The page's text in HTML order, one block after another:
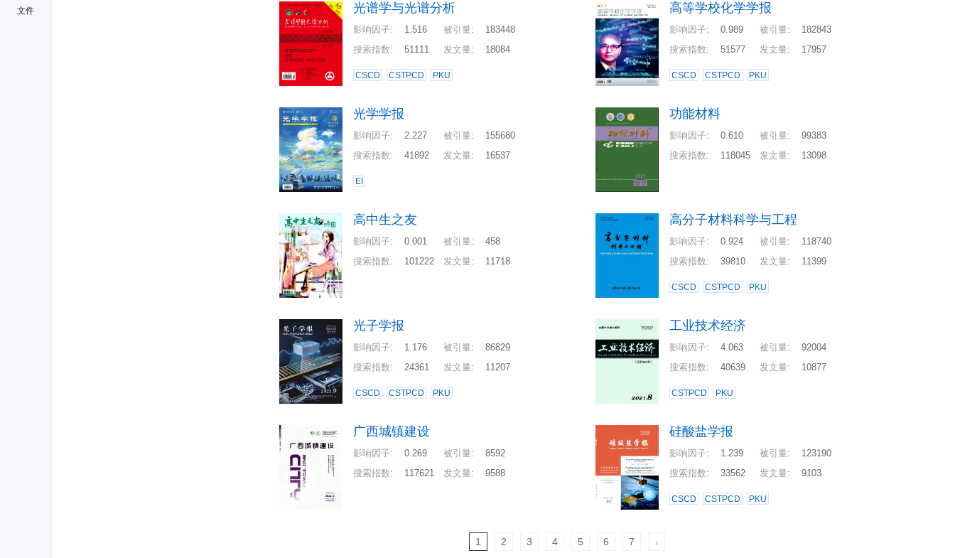
文件 光谱学与光谱分析
影响因子: 1.516 被引量:
183448
搜索指数: 51111 发文量: 18084
CSCD CSTPCD PKU
高等学校化学学报
影响因子: 0.989 被引量:
182843
搜索指数: 51577 发文量: 17957
CSCD CSTPCD PKU
光学学报
影响因子: 2.227 被引量:
155680
搜索指数: 41892 发文量: 16537
EI
功能材料
影响因子: 0.610 被引量:
99383
搜索指数: 118045 发文量: 13098
高中生之友
影响因子: 0.001 被引量:
458
搜索指数: 101222 发文量: 11718
高分子材料科学与工程
影响因子: 0.924 被引量:
118740
搜索指数: 39810 发文量: 11399
CSCD CSTPCD PKU
光子学报
影响因子: 1.176 被引量:
86829
搜索指数: 24361 发文量: 11207
CSCD CSTPCD PKU
工业技术经济
影响因子: 4.063 被引量:
92004
搜索指数: 40639 发文量: 10877
CSTPCD PKU
广西城镇建设
影响因子: 0.269 被引量:
8592
搜索指数: 117621 发文量: 9588
硅酸盐学报
影响因子: 1.239 被引量:
123190
搜索指数: 33562 发文量: 9103
CSCD CSTPCD PKU
1 2 3 4 5 6 7 